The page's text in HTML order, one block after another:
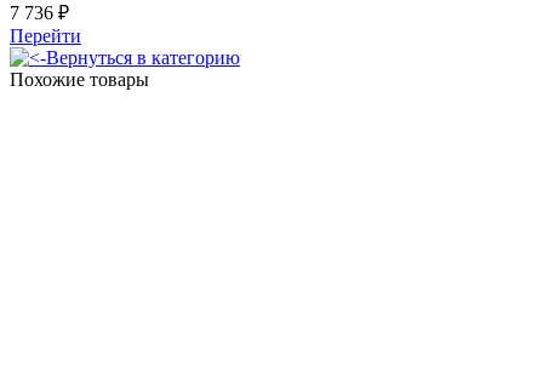
7 736 ₽
Перейти
Вернуться в категорию
Похожие товары